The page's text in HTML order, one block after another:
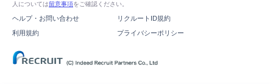
人については留意事項をご確認ください。
ヘルプ・お問い合わせ
リクルートID規約
利用規約
プライバシーポリシー